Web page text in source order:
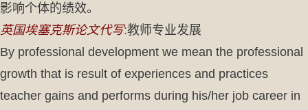
影响个体的绩效。
英国埃塞克斯论文代写:教师专业发展
By professional development we mean the professional
growth that is result of experiences and practices
teacher gains and performs during his/her job career in